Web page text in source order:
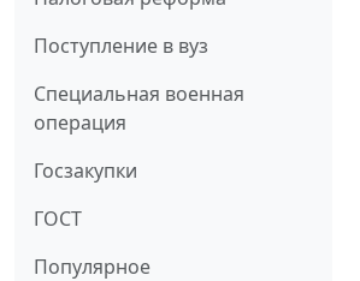
Поступление в вуз
Специальная военная
операция
Госзакупки
ГОСТ
Популярное